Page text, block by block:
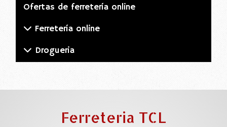
Ofertas de ferretería online
Ferretería online
Drogueria
Ferreteria TCL